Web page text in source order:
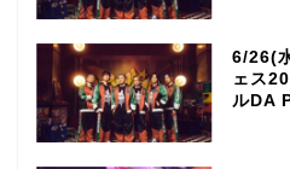
6/26(
ェス
ルDA